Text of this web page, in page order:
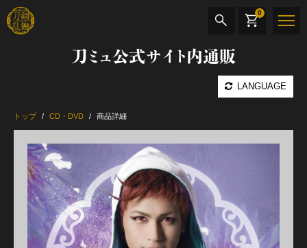
刀ミュ公式サイト内通販
LANGUAGE
0
CD・DVD BOOK その他
最新カテゴリー
トップ CD・DVD 商品詳細